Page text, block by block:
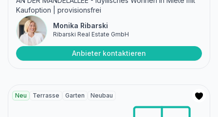
Kaufoption | provisionsfrei
Monika Ribarski
Ribarski Real Estate GmbH
Anbieter kontaktieren
Neu Terrasse Garten Neubau